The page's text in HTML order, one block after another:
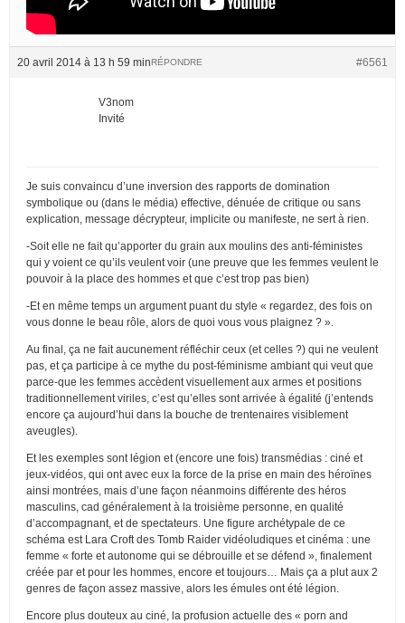
20 avril 2014 à 13 h 59 min #6561
RÉPONDRE
V3nom
Invité
Je suis convaincu d’une inversion des rapports de domination
symbolique ou (dans le média) effective, dénuée de critique ou sans
explication, message décrypteur, implicite ou manifeste, ne sert à rien.
-Soit elle ne fait qu’apporter du grain aux moulins des anti-féministes
qui y voient ce qu’ils veulent voir (une preuve que les femmes veulent le
pouvoir à la place des hommes et que c’est trop pas bien)
-Et en même temps un argument puant du style « regardez, des fois on
vous donne le beau rôle, alors de quoi vous vous plaignez ? ».
Au final, ça ne fait aucunement réfléchir ceux (et celles ?) qui ne veulent
pas, et ça participe à ce mythe du post-féminisme ambiant qui veut que
parce-que les femmes accèdent visuellement aux armes et positions
traditionnellement viriles, c’est qu’elles sont arrivée à égalité (j’entends
encore ça aujourd’hui dans la bouche de trentenaires visiblement
aveugles).
Et les exemples sont légion et (encore une fois) transmédias : ciné et
jeux-vidéos, qui ont avec eux la force de la prise en main des héroïnes
ainsi montrées, mais d’une façon néanmoins différente des héros
masculins, cad généralement à la troisième personne, en qualité
d’accompagnant, et de spectateurs. Une figure archétypale de ce
schéma est Lara Croft des Tomb Raider vidéoludiques et cinéma : une
femme « forte et autonome qui se débrouille et se défend », finalement
créée par et pour les hommes, encore et toujours… Mais ça a plut aux 2
genres de façon assez massive, alors les émules ont été légion.
Encore plus douteux au ciné, la profusion actuelle des « porn and